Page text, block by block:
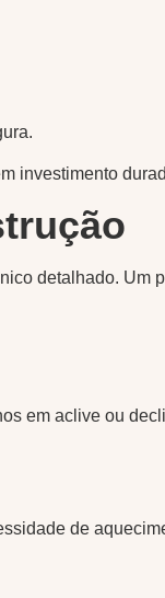
investimento
detalhado. Um
em aclive ou
de